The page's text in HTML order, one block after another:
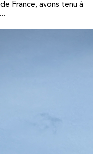
France, avons tenu à